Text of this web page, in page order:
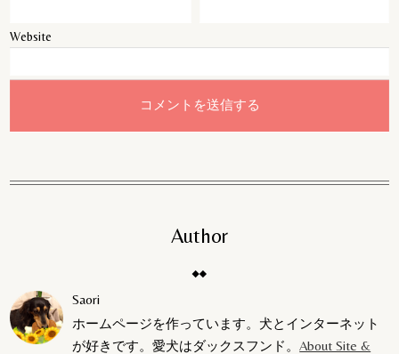
Website
Author
Saori
ホームページを作っています。犬とインターネット
が好きです。愛犬はダックスフンド。About Site &